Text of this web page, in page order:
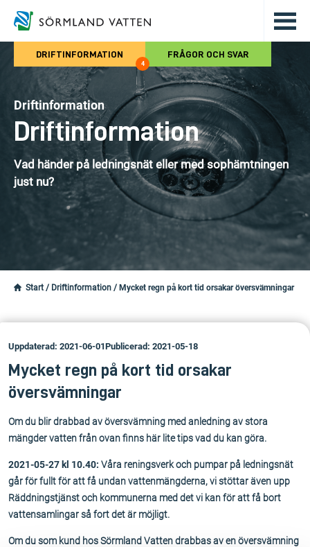
Hoppa till det huvudsakliga
DRIFTINFORMATION
4
FRÅGOR OCH SVAR
Driftinformation
Driftinformation
Vad händer på ledningsnät eller med sophämtningen
just nu?
Start / Driftinformation / Mycket regn på kort tid orsakar översvämningar
Uppdaterad: 2021-06-01Publicerad: 2021-05-18
Mycket regn på kort tid orsakar
översvämningar
Om du blir drabbad av översvämning med anledning av stora
mängder vatten från ovan finns här lite tips vad du kan göra.
2021-05-27 kl 10.40: Våra reningsverk och pumpar på ledningsnät
går för fullt för att få undan vattenmängderna, vi stöttar även upp
Räddningstjänst och kommunerna med det vi kan för att få bort
vattensamlingar så fort det är möjligt.
Om du som kund hos Sörmland Vatten drabbas av en översvämning